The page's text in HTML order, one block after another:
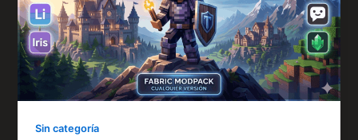
Sin categoría